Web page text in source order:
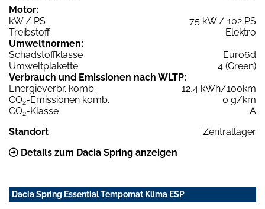
Motor:
kW / PS
75 kW / 102 PS
Treibstoff
Elektro
Umweltnormen:
Schadstoffklasse
Euro6d
Umweltplakette
4 (Green)
Verbrauch und Emissionen nach WLTP:
Energieverbr. komb.
12,4 kWh/100km
CO2-Emissionen komb.
0 g/km
CO2-Klasse
A
Standort
Zentrallager
Details zum Dacia Spring anzeigen
Dacia Spring Essential Tempomat Klima ESP